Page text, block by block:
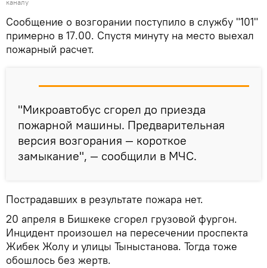
каналу
Сообщение о возгорании поступило в службу "101"
примерно в 17.00. Спустя минуту на место выехал
пожарный расчет.
"Микроавтобус сгорел до приезда
пожарной машины. Предварительная
версия возгорания — короткое
замыкание", — сообщили в МЧС.
Пострадавших в результате пожара нет.
20 апреля в Бишкеке сгорел грузовой фургон.
Инцидент произошел на пересечении проспекта
Жибек Жолу и улицы Тыныстанова. Тогда тоже
обошлось без жертв.